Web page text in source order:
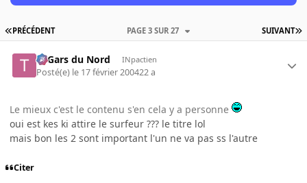
PRÉCÉDENT SUIVANT
PAGE 3 SUR 27
Ti Gars du Nord INpactien
Posté(e) le 17 février 200422 a
Le mieux c'est le contenu s'en cela y a personne
oui est kes ki attire le surfeur ??? le titre lol
mais bon les 2 sont important l'un ne va pas ss l'autre
Citer